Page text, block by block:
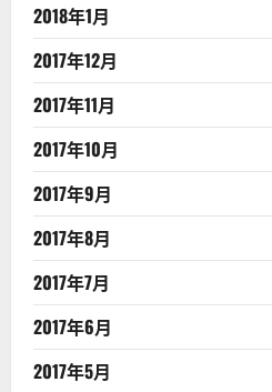
2018年1月
2017年12月
2017年11月
2017年10月
2017年9月
2017年8月
2017年7月
2017年6月
2017年5月